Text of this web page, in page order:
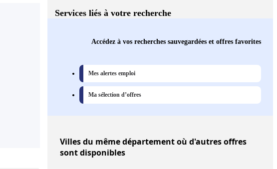
Services liés à votre recherche
Accédez à vos recherches sauvegardées et offres favorites
Mes alertes emploi
Ma sélection d’offres
Villesdu même département où d'autres offres
sont disponibles